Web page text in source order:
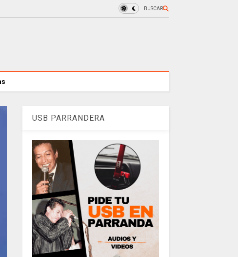
BUSCAR
USB PARRANDERA